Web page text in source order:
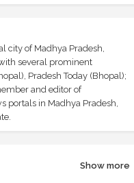
city of Madhya Pradesh,
several prominent
Pradesh Today (Bhopal);
and editor of
portals in Madhya Pradesh,
Show more